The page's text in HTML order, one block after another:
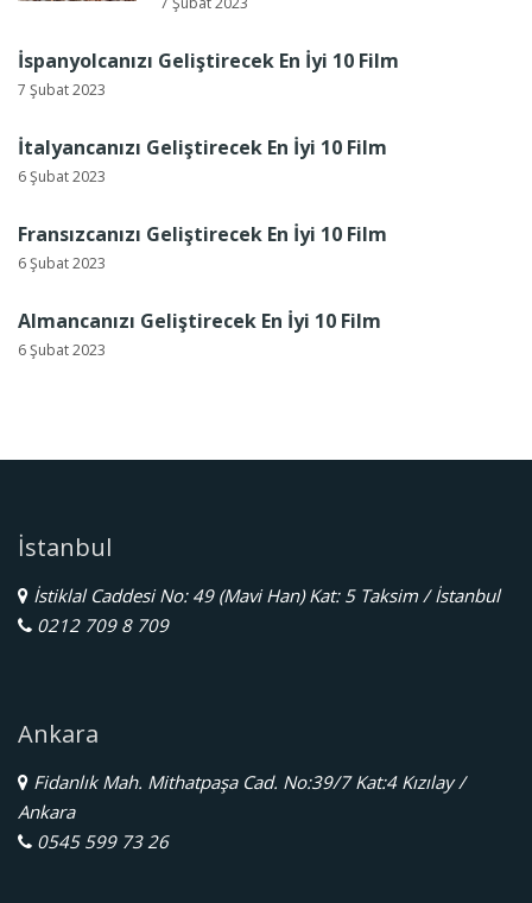
İspanyolcanızı Geliştirecek En İyi 10 Film
7 Şubat 2023
İtalyancanızı Geliştirecek En İyi 10 Film
6 Şubat 2023
Fransızcanızı Geliştirecek En İyi 10 Film
6 Şubat 2023
Almancanızı Geliştirecek En İyi 10 Film
6 Şubat 2023
İstanbul
İstiklal Caddesi No: 49 (Mavi Han) Kat: 5 Taksim / İstanbul
0212 709 8 709
Ankara
Fidanlık Mah. Mithatpaşa Cad. No:39/7 Kat:4 Kızılay /
Ankara
0545 599 73 26